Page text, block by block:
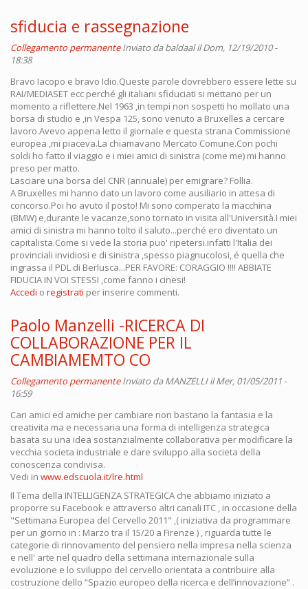
sfiducia e rassegnazione
Collegamento permanente Inviato dabaldaalil Dom, 12/19/2010 -
18:38
Bravo Iacopo e bravo Idio.Queste parole dovrebbero essere lette su
RAI/MEDIASET ecc perché gli italiani sfiduciati si mettano per un
momento a riflettere.Nel 1963 ,in tempi non sospetti ho mollato una
borsa di studio e ,in Vespa 125, sono venuto a Bruxelles a cercare
lavoro.Avevo appena letto il giornale e questa strana Commissione
europea ,mi piaceva.La chiamavano Mercato Comune.Con pochi
soldi ho fatto il viaggio e i miei amici di sinistra (come me) mi hanno
preso per matto.
Lasciare una borsa del CNR (annuale) per emigrare? Follia.
A Bruxelles mi hanno dato un lavoro come ausiliario in attesa di
concorso.Poi ho avuto il posto! Mi sono comperato la macchina
(BMW) e,durante le vacanze,sono tornato in visita all'Università.I miei
amici di sinistra mi hanno tolto il saluto...perché ero diventato un
capitalista.Come si vede la storia puo' ripetersi.infatti l'Italia dei
provinciali invidiosi e di sinistra ,spesso piagnucolosi, é quella che
ingrassa il PDL di Berlusca...PER FAVORE: CORAGGIO !!!! ABBIATE
FIDUCIA IN VOI STESSI ,come fanno i cinesi!
Accedi o registrati per inserire commenti.
Paolo Manzelli -RICERCA DI
COLLABORAZIONE PER IL
CAMBIAMEMTO CO
Collegamento permanente Inviato daMANZELLIil Mer, 01/05/2011 -
16:59
Cari amici ed amiche per cambiare non bastano la fantasia e la
creativita ma e necessaria una forma di intelligenza strategica
basata su una idea sostanzialmente collaborativa per modificare la
vecchia societa industriale e dare sviluppo alla societa della
conoscenza condivisa.
Vedi in www.edscuola.it/lre.html
Il Tema della INTELLIGENZA STRATEGICA che abbiamo iniziato a
proporre su Facebook e attraverso altri canali ITC , in occasione della
"Settimana Europea del Cervello 2011" ,( iniziativa da programmare
per un giorno in : Marzo tra il 15/20 a Firenze ) , riguarda tutte le
categorie di rinnovamento del pensiero nella impresa nella scienza
e nell' arte nel quadro della settimana internazionale sulla
evoluzione e lo sviluppo del cervello orientata a contribuire alla
costruzione dello “Spazio europeo della ricerca e dell’innovazione” .